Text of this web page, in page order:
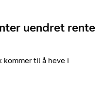
uendret rente
kommer til å heve i